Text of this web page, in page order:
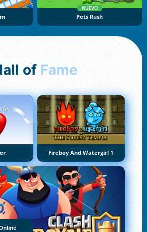
NUEVO
Pets Rush
Hall of Fame
Fireboy And Watergirl 1